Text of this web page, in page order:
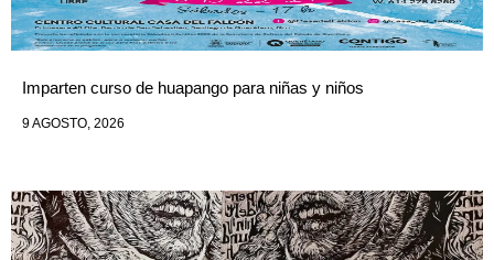
Imparten curso de huapango para niñas y niños
9 AGOSTO, 2026